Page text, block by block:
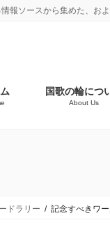
報ソースから集めた、お
国歌の輪につ
About Us
ドラリー 記念すべきワ